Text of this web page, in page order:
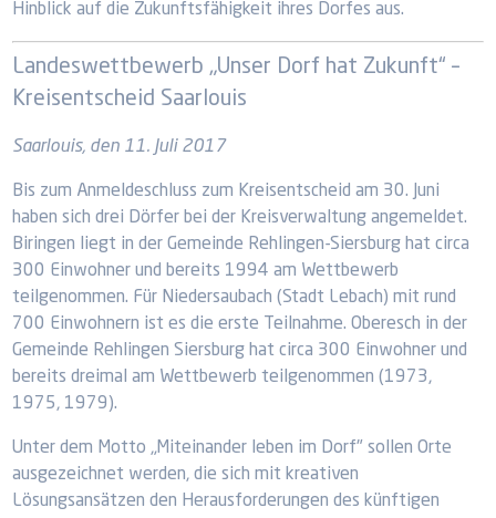
Hinblick auf die Zukunftsfähigkeit ihres Dorfes aus.
Landeswettbewerb „Unser Dorf hat Zukunft“ –
Kreisentscheid Saarlouis
Saarlouis, den 11. Juli 2017
Bis zum Anmeldeschluss zum Kreisentscheid am 30. Juni
haben sich drei Dörfer bei der Kreisverwaltung angemeldet.
Biringen liegt in der Gemeinde Rehlingen-Siersburg hat circa
300 Einwohner und bereits 1994 am Wettbewerb
teilgenommen. Für Niedersaubach (Stadt Lebach) mit rund
700 Einwohnern ist es die erste Teilnahme. Oberesch in der
Gemeinde Rehlingen Siersburg hat circa 300 Einwohner und
bereits dreimal am Wettbewerb teilgenommen (1973,
1975, 1979).
Unter dem Motto „Miteinander leben im Dorf" sollen Orte
ausgezeichnet werden, die sich mit kreativen
Lösungsansätzen den Herausforderungen des künftigen